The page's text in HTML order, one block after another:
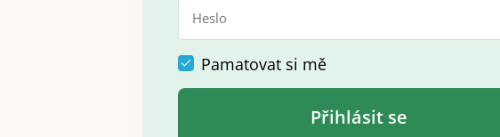
Pamatovat si mě
Přihlásit se